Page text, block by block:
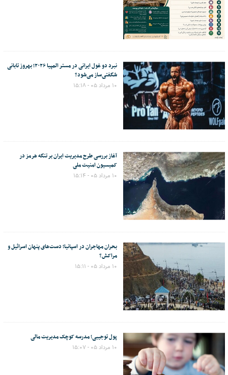
نبرد دو غول ایرانی در مستر المپیا ۲۰۲۶؛ بهروز تابانی
شگفتی‌ساز می‌شود؟
۱۰ مرداد ۰۵ - ۱۵:۱۸
آغاز بررسی طرح مدیریت ایران بر تنگه هرمز در
کمیسیون امنیت ملی
۱۰ مرداد ۰۵ - ۱۵:۱۴
بحران مهاجران در اسپانیا؛ دست‌های پنهان اسرائیل و
مراکش؟
۱۰ مرداد ۰۵ - ۱۵:۱۱
پول توجیبی؛ مدرسه کوچک مدیریت مالی
۱۰ مرداد ۰۵ - ۱۵:۰۷